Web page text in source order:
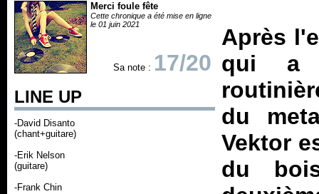
Merci foule fête
Cette chronique a été mise en ligne
le 01 juin 2021
Sa note : 17/20
LINE UP
-David Disanto
(chant+guitare)
-Erik Nelson
(guitare)
-Frank Chin
Après
qui a
du
Vektor
du